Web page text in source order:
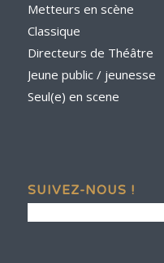
Metteurs en scène
Classique
Directeurs de Théâtre
Jeune public / jeunesse
Seul(e) en scene
SUIVEZ-NOUS !